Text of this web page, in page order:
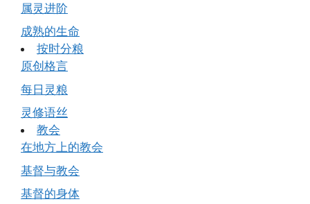
属灵进阶
成熟的生命
按时分粮
原创格言
每日灵粮
灵修语丝
教会
在地方上的教会
基督与教会
基督的身体